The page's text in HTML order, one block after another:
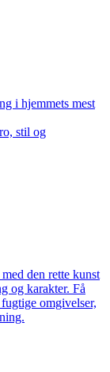
i hjemmets mest
stil og
den rette kunst
og karakter. Få
omgivelser,